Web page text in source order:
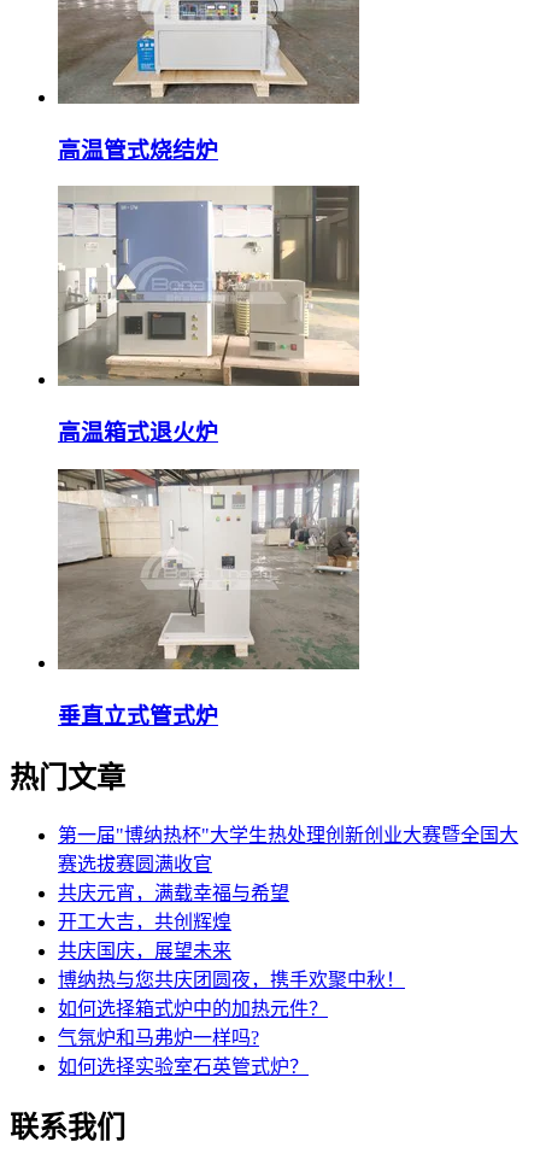
高温管式烧结炉
高温箱式退火炉
垂直立式管式炉
热门文章
第一届"博纳热杯"大学生热处理创新创业大赛暨全国大
赛选拔赛圆满收官
共庆元宵，满载幸福与希望
开工大吉，共创辉煌
共庆国庆，展望未来
博纳热与您共庆团圆夜，携手欢聚中秋！
如何选择箱式炉中的加热元件？
气氛炉和马弗炉一样吗?
如何选择实验室石英管式炉？
联系我们